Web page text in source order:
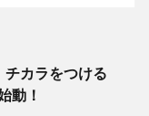
カラをつける
動！